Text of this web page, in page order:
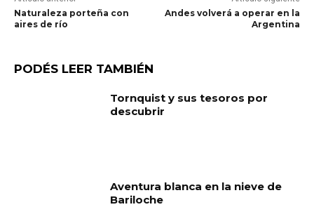
Naturaleza porteña con
aires de río
Andes volverá a operar en la
Argentina
PODÉS LEER TAMBIÉN
Tornquist y sus tesoros por
descubrir
Aventura blanca en la nieve de
Bariloche